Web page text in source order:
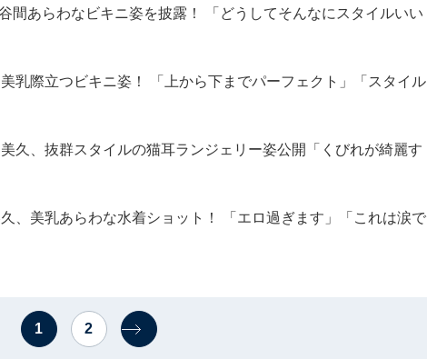
間あらわなビキニ姿を披露！ 「どうしてそんなにスタイルいい
乳際立つビキニ姿！ 「上から下までパーフェクト」「スタイル
久、抜群スタイルの猫耳ランジェリー姿公開「くびれが綺麗す
、美乳あらわな水着ショット！ 「エロ過ぎます」「これは涙で
1 2